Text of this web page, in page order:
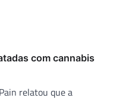
com cannabis
relatou que a